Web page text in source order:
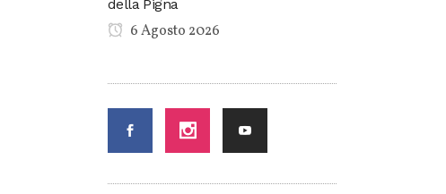
della Pigna
6 Agosto 2026